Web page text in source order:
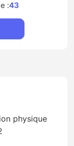
:43
physique